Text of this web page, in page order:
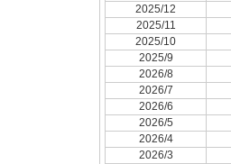
2025/12
2025/11
2025/10
2025/9
2026/8
2026/7
2026/6
2026/5
2026/4
2026/3